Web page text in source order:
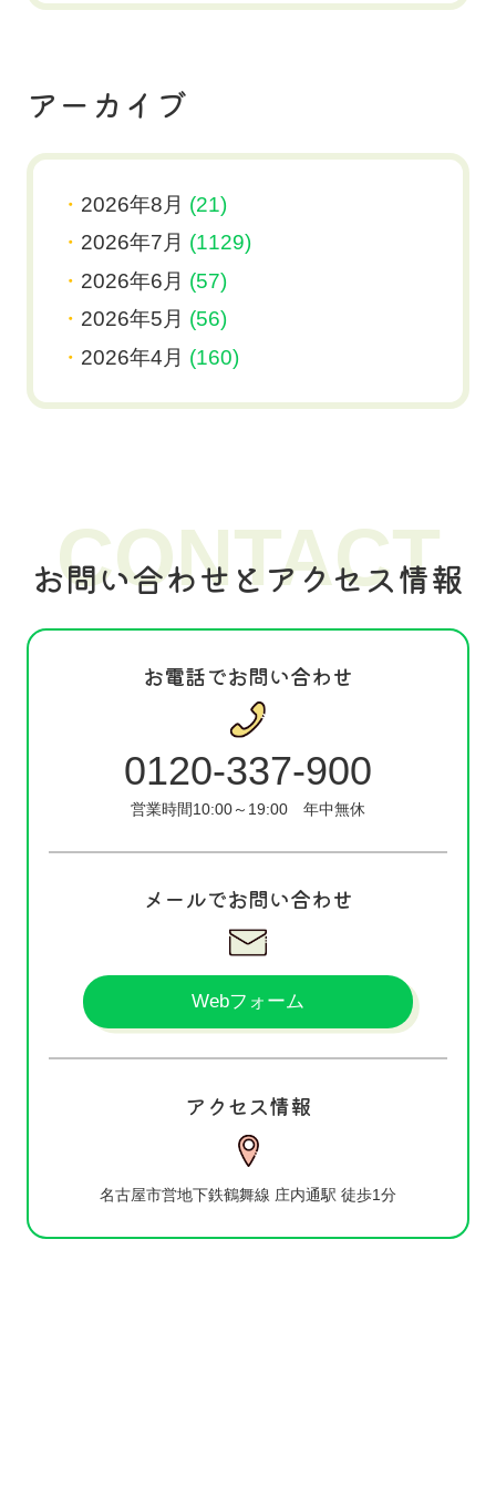
アーカイブ
2026年8月 (21)
2026年7月 (1129)
2026年6月 (57)
2026年5月 (56)
2026年4月 (160)
お問い合わせとアクセス情報
CONTACT
お電話でお問い合わせ
0120-337-900
営業時間10:00～19:00 年中無休
メールでお問い合わせ
Webフォーム
アクセス情報
名古屋市営地下鉄鶴舞線 庄内通駅 徒歩1分